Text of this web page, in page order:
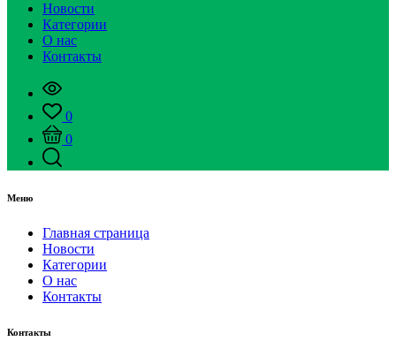
Новости
Категории
О нас
Контакты
0
0
Меню
Главная страница
Новости
Категории
О нас
Контакты
Контакты